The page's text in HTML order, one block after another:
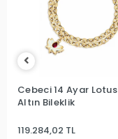
Cebeci 14 Ayar Lotus
Altın Bileklik
119.284,02 TL